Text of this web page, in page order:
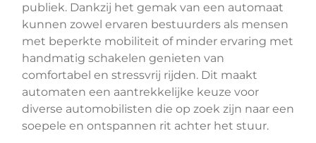
publiek. Dankzij het gemak van een automaat
kunnen zowel ervaren bestuurders als mensen
met beperkte mobiliteit of minder ervaring met
handmatig schakelen genieten van
comfortabel en stressvrij rijden. Dit maakt
automaten een aantrekkelijke keuze voor
diverse automobilisten die op zoek zijn naar een
soepele en ontspannen rit achter het stuur.